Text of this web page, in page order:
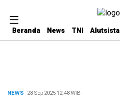
Beranda News TNI Alutsista
NEWS· 28 Sep 202512:48WIB ·